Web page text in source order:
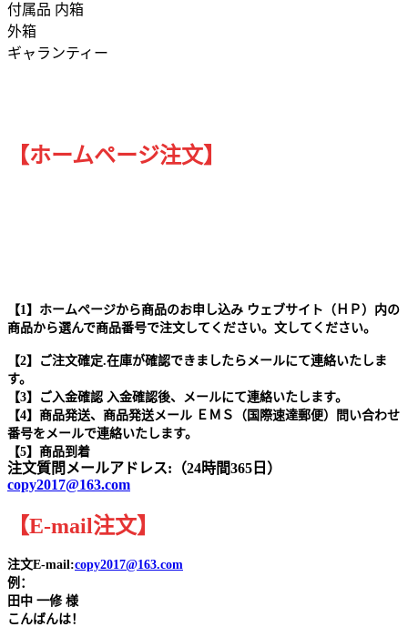
付属品 内箱
外箱
ギャランティー
【ホームページ注文】
【1】ホームページから商品のお申し込み ウェブサイト（ＨＰ）内の
商品から選んで商品番号で注文してください。文してください。
【2】ご注文確定.在庫が確認できましたらメールにて連絡いたしま
す。
【3】ご入金確認 入金確認後、メールにて連絡いたします。
【4】商品発送、商品発送メール ＥＭＳ（国際速達郵便）問い合わせ
番号をメールで連絡いたします。
【5】商品到着
注文質問メールアドレス:（24時間365日）
copy2017@163.com
【E-mail注文】
注文E-mail:copy2017@163.com
例：
田中 一修 様
こんばんは！